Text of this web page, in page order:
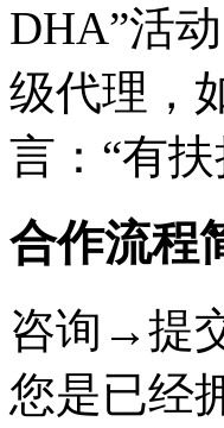
DHA”活
级代理，
言：“有
合作流程
咨询→提
您是已经